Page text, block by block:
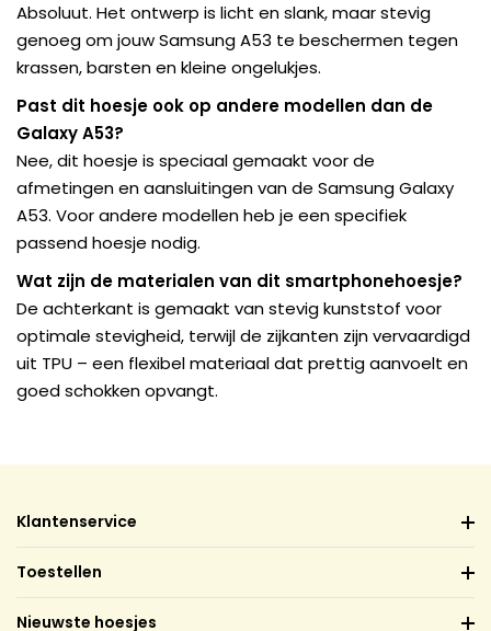
Absoluut. Het ontwerp is licht en slank, maar stevig
genoeg om jouw Samsung A53 te beschermen tegen
krassen, barsten en kleine ongelukjes.
Past dit hoesje ook op andere modellen dan de
Galaxy A53?
Nee, dit hoesje is speciaal gemaakt voor de
afmetingen en aansluitingen van de Samsung Galaxy
A53. Voor andere modellen heb je een specifiek
passend hoesje nodig.
Wat zijn de materialen van dit smartphonehoesje?
De achterkant is gemaakt van stevig kunststof voor
optimale stevigheid, terwijl de zijkanten zijn vervaardigd
uit TPU – een flexibel materiaal dat prettig aanvoelt en
goed schokken opvangt.
Klantenservice
Toestellen
Nieuwste hoesjes